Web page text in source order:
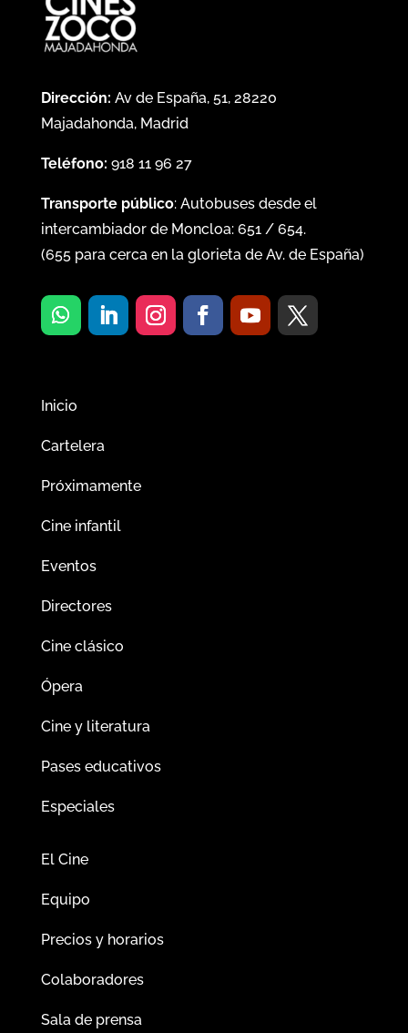
Dirección: Av de España, 51, 28220
Majadahonda, Madrid
Teléfono: 918 11 96 27
Transporte público: Autobuses desde el
intercambiador de Moncloa: 651/ 654.
(655para cerca en la glorieta de Av. de España)
Inicio
Cartelera
Próximamente
Cine infantil
Eventos
Directores
Cine clásico
Ópera
Cine y literatura
Pases educativos
Especiales
El Cine
Equipo
Precios y horarios
Colaboradores
Sala de prensa